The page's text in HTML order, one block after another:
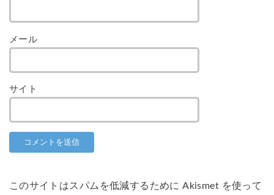
メール
サイト
このサイトはスパムを低減するために Akismet を使って